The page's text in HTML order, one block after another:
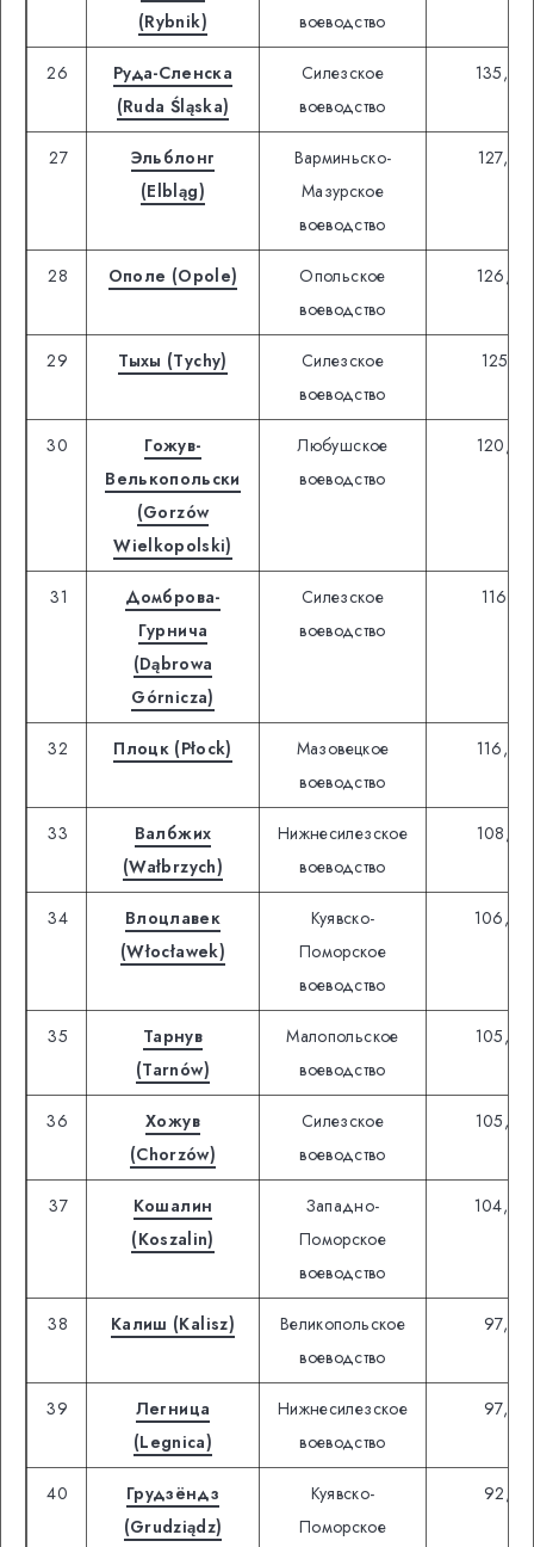
(Rybnik)
воеводство
26
Руда-Сленска
(Ruda Śląska)
Силезское
воеводство
27
Эльблонг
(Elbląg)
Варминьско-
Мазурское
воеводство
28 Ополе (Opole)
Опольское
воеводство
29 Тыхы (Tychy)
Силезское
воеводство
30
Гожув-
Велькопольски
(Gorzów
Wielkopolski)
Любушское
воеводство
31
Домброва-
Гурнича
(Dąbrowa
Górnicza)
Силезское
воеводство
32 Плоцк (Płock)
Мазовецкое
воеводство
33
Валбжих
(Wałbrzych)
Нижнесилезское
воеводство
34
Влоцлавек
(Włocławek)
Куявско-
Поморское
воеводство
35
Тарнув
(Tarnów)
Малопольское
воеводство
36
Хожув
(Chorzów)
Силезское
воеводство
37
Кошалин
(Koszalin)
Западно-
Поморское
воеводство
38 Калиш (Kalisz)
Великопольское
воеводство
39
Легница
(Legnica)
Нижнесилезское
воеводство
40
Грудзёндз
(Grudziądz)
Куявско-
Поморское